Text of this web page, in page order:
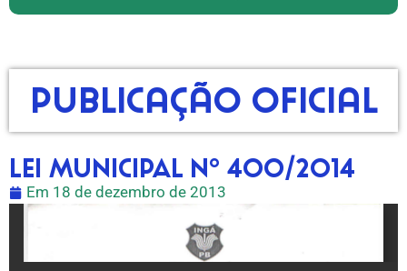
Publicação Oficial
LEI MUNICIPAL Nº 400/2014
Em 18 de dezembro de 2013